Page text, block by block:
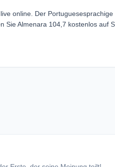
online. Der
Sie Almenara 104,7 kostenlos auf